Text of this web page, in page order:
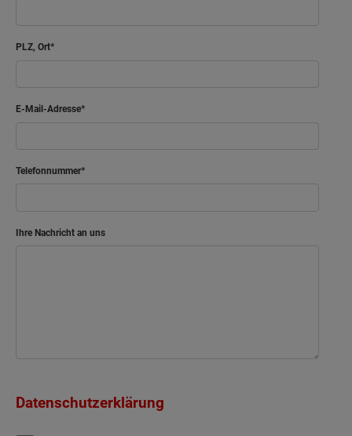
PLZ, Ort
E-Mail-Adresse
Telefonnummer
Ihre Nachricht an uns
Datenschutzerklärung